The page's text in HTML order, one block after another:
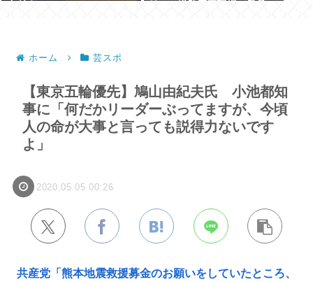
ホーム 芸スポ
【東京五輪優先】鳩山由紀夫氏 小池都知
事に「何だかリーダーぶってますが、今頃
人の命が大事と言っても説得力ないです
よ」
2020.05.05 00:26
共産党「熊本地震救援募金のお願いをしていたところ、